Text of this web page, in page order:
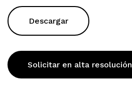
Descargar
Solicitar en alta resolución